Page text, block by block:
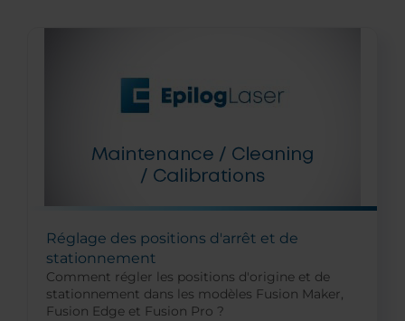
Réglage des positions d'arrêt et de
stationnement
Comment régler les positions d'origine et de
stationnement dans les modèles Fusion Maker,
Fusion Edge et Fusion Pro ?